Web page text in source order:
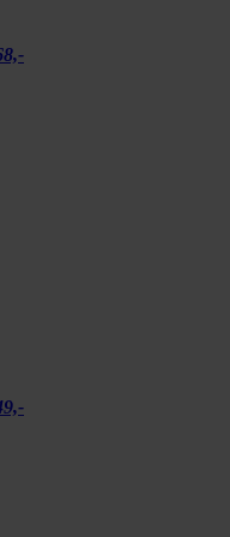
kan kombinere den
tilgjengelig for dem,